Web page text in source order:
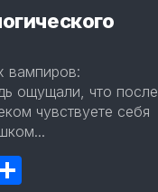
вампиров:
ощущали, что после
чувствуете себя